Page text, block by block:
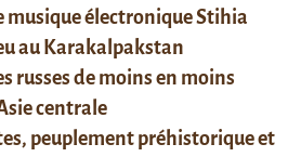
musique électronique Stihia
au Karakalpakstan
russes de moins en moins
centrale
peuplement préhistorique et